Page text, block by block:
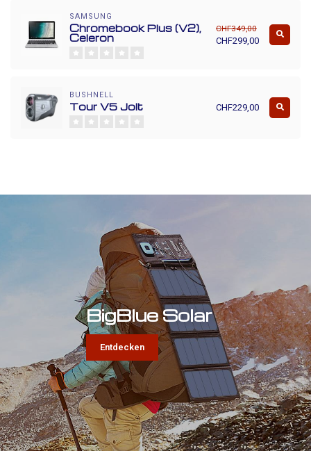
SAMSUNG
Chromebook Plus (V2),
Celeron
CHF349,00
CHF299,00
BUSHNELL
Tour V5 Jolt CHF229,00
BigBlue Solar
Entdecken